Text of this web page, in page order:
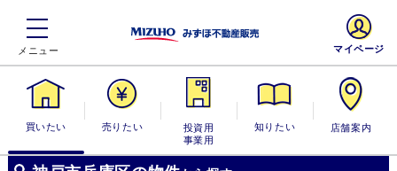
買いたい 売りたい
投資用・事業
用
知りたい 店舗案内
マイページ